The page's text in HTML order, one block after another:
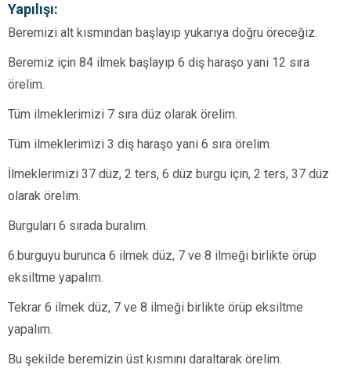
Yapılışı:
Beremizi alt kısmından başlayıp yukarıya doğru öreceğiz.
Beremiz için 84 ilmek başlayıp 6 diş haraşo yani 12 sıra
örelim.
Tüm ilmeklerimizi 7 sıra düz olarak örelim.
Tüm ilmeklerimizi 3 diş haraşo yani 6 sıra örelim.
İlmeklerimizi 37 düz, 2 ters, 6 düz burgu için, 2 ters, 37 düz
olarak örelim.
Burguları 6 sırada buralım.
6.burguyu burunca 6 ilmek düz, 7 ve 8 ilmeği birlikte örüp
eksiltme yapalım.
Tekrar 6 ilmek düz, 7 ve 8 ilmeği birlikte örüp eksiltme
yapalım.
Bu şekilde beremizin üst kısmını daraltarak örelim.